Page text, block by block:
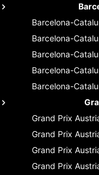
Barcelona-
Barcelona-
Barcelona-
Barcelona-
Barcelona-
Grand Prix
Grand Prix
Grand Prix
Grand Prix